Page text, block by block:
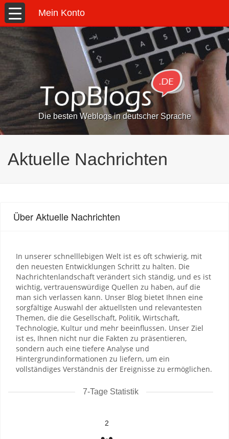
Mein Konto
Die besten Weblogs in deutscher Sprache
Aktuelle Nachrichten
Über Aktuelle Nachrichten
In unserer schnelllebigen Welt ist es oft schwierig, mit
den neuesten Entwicklungen Schritt zu halten. Die
Nachrichtenlandschaft verändert sich ständig, und es ist
wichtig, vertrauenswürdige Quellen zu haben, auf die
man sich verlassen kann. Unser Blog bietet Ihnen eine
sorgfältige Auswahl der aktuellsten und relevantesten
Themen, die die Gesellschaft, Politik, Wirtschaft,
Technologie, Kultur und mehr beeinflussen. Unser Ziel
ist es, Ihnen nicht nur die Fakten zu präsentieren,
sondern auch eine tiefere Analyse und
Hintergrundinformationen zu liefern, um ein
vollständiges Verständnis der Ereignisse zu ermöglichen.
7-Tage Statistik
2